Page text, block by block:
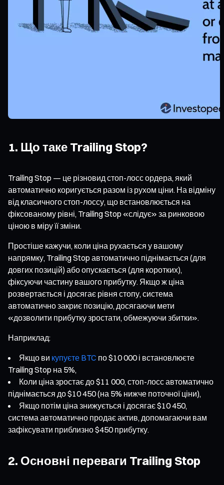
1. Що таке Trailing Stop?
Trailing Stop — це різновид стоп-лосс ордера, який
автоматично коригується разом із рухом ціни. На відміну
від класичного стоп-лоссу, що встановлюється на
фіксованому рівні, Trailing Stop «слідує» за ринковою
ціною в міру її зміни.
Простіше кажучи, коли ціна рухається у вашому
напрямку, Trailing Stop автоматично піднімається (для
довгих позицій) або опускається (для коротких),
фіксуючи частину вашого прибутку. Якщо ж ціна
розвертається і досягає рівня стопу, система
автоматично закриє позицію, досягаючи мети
«дозволити прибутку зростати, обмежуючи збитки».
Наприклад:
Якщо ви купуєте BTC по $10 000 і встановлюєте
Trailing Stop на 5%,
Коли ціна зростає до $11 000, стоп-лосс автоматично
піднімається до $10 450 (на 5% нижче поточної ціни),
Якщо потім ціна знижується і досягає $10 450,
система автоматично продає актив, допомагаючи вам
зафіксувати приблизно $450 прибутку.
2. Основні переваги Trailing Stop